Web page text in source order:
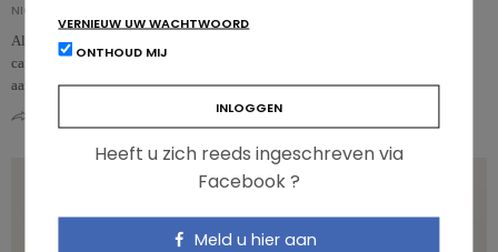
NICOLAS GUGGENBÜHL
Al lang heerst het vermoeden dat homocysteïne een rol speelt in
cardiovasculaire ziektes, maar tot dusver kon geen causaal verband worden
aangetoond. Het li…
VERNIEUW UW WACHTWOORD
ONTHOUD MIJ
Heeft u zich reeds ingeschreven via
Facebook ?
Meld u hier aan